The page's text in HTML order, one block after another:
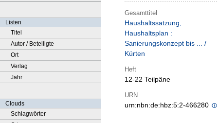
Listen
Titel
Autor / Beteiligte
Ort
Verlag
Jahr
Clouds
Schlagwörter
Gesamttitel
Haushaltssatzung,
Haushaltsplan :
Sanierungskonzept bis ... /
Kürten
Heft
12-22 Teilpäne
URN
urn:nbn:de:hbz:5:2-466280